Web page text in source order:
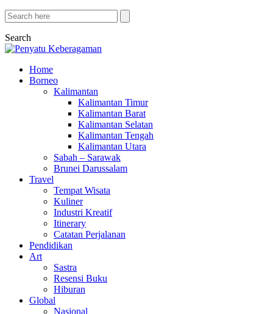
Search
Home
Borneo
Kalimantan
Kalimantan Timur
Kalimantan Barat
Kalimantan Selatan
Kalimantan Tengah
Kalimantan Utara
Sabah – Sarawak
Brunei Darussalam
Travel
Tempat Wisata
Kuliner
Industri Kreatif
Itinerary
Catatan Perjalanan
Pendidikan
Art
Sastra
Resensi Buku
Hiburan
Global
Nasional